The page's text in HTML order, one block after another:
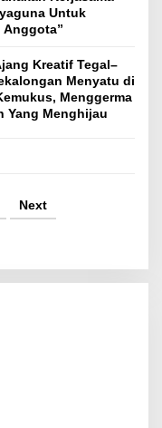
Untuk
Kreatif Tegal–
Menyatu di
Menggerma
Yang Menghijau
Next